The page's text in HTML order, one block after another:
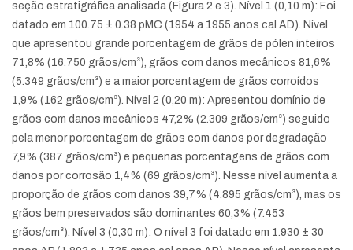
seção estratigráfica analisada (Figura 2 e 3). Nível 1 (0,10 m): Foi
datado em 100.75 ± 0.38 pMC (1954 a 1955 anos cal AD). Nível
que apresentou grande porcentagem de grãos de pólen inteiros
71,8% (16.750 grãos/cm³), grãos com danos mecânicos 81,6%
(5.349 grãos/cm³) e a maior porcentagem de grãos corroídos
1,9% (162 grãos/cm³). Nível 2 (0,20 m): Apresentou domínio de
grãos com danos mecânicos 47,2% (2.309 grãos/cm³) seguido
pela menor porcentagem de grãos com danos por degradação
7,9% (387 grãos/cm³) e pequenas porcentagens de grãos com
danos por corrosão 1,4% (69 grãos/cm³). Nesse nível aumenta a
proporção de grãos com danos 39,7% (4.895 grãos/cm³), mas os
grãos bem preservados são dominantes 60,3% (7.453
grãos/cm³). Nível 3 (0,30 m): O nível 3 foi datado em 1.930 ± 30